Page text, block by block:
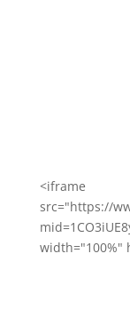
<iframe
src="https://
width="100%"